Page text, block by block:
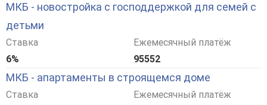
МКБ - новостройка с господдержкой для семей с
детьми
Ставка
6%
Ежемесячный платёж
95552
МКБ - апартаменты в строящемся доме
Ставка
Ежемесячный платёж